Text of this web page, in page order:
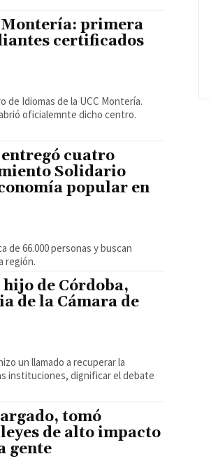
Montería: primera
certificados
de Idiomas de la UCC Montería.
oficialemnte dicho centro.
cuatro
Solidario
popular en
de 66.000 personas y buscan
región.
de Córdoba,
de la Cámara de
un llamado a recuperar la
instituciones, dignificar el debate
tomó
de alto impacto
gente